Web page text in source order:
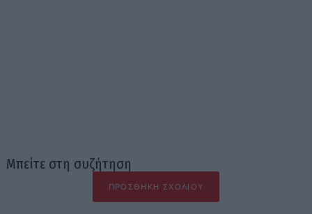
Μπείτε στη συζήτηση
ΠΡΟΣΘΉΚΗ ΣΧΟΛΊΟΥ